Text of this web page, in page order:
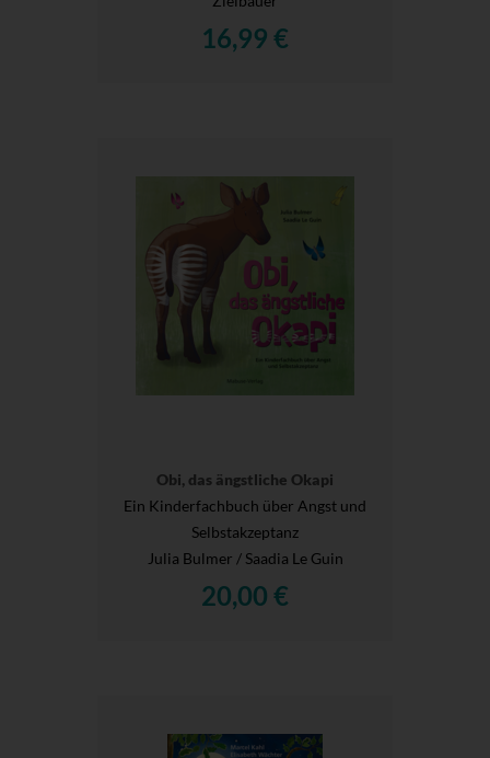
16,99 €
Obi, das ängstliche Okapi
Ein Kinderfachbuch über Angst und
Selbstakzeptanz
Julia Bulmer / Saadia Le Guin
20,00 €